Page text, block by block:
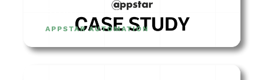
APPSTAR AUTOMATION